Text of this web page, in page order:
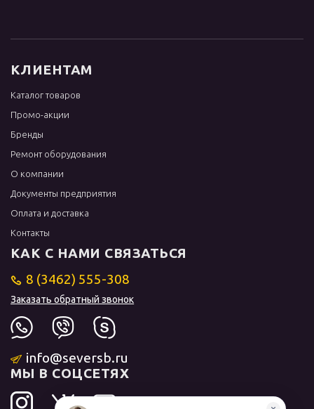
КЛИЕНТАМ
Каталог товаров
Промо-акции
Бренды
Ремонт оборудования
О компании
Документы предприятия
Оплата и доставка
Контакты
КАК С НАМИ СВЯЗАТЬСЯ
8 (3462) 555-308
Заказать обратный звонок
info@seversb.ru
МЫ В СОЦСЕТЯХ